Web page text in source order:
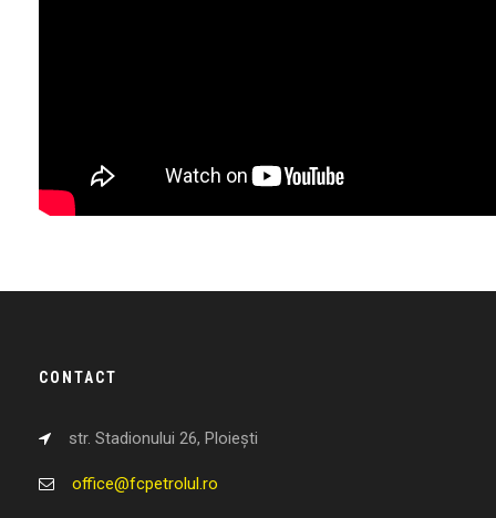
CONTACT
str. Stadionului 26, Ploiești
office@fcpetrolul.ro